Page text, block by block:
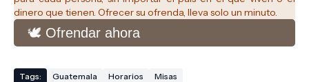
dinero que tienen. Ofrecer su ofrenda, lleva solo un minuto.
🕊️ Ofrendar ahora
Tags: Guatemala Horarios Misas